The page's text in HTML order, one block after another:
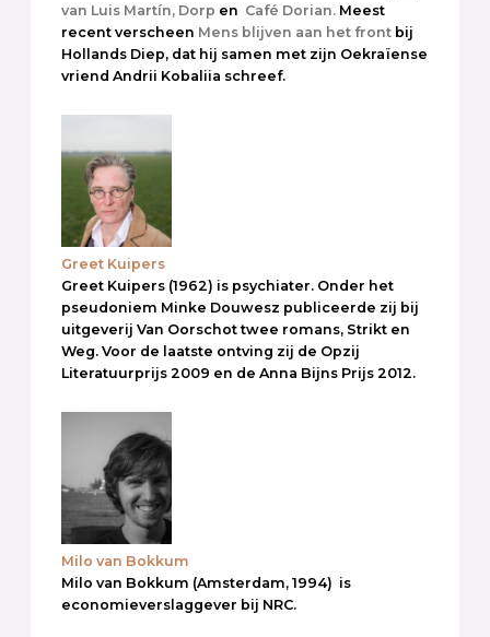
van Luis Martín, Dorp en Café Dorian. Meest
recent verscheen Mens blijven aan het front bij
Hollands Diep, dat hij samen met zijn Oekraïense
vriend Andrii Kobaliia schreef.
Greet Kuipers
Greet Kuipers (1962) is psychiater. Onder het
pseudoniem Minke Douwesz publiceerde zij bij
uitgeverij Van Oorschot twee romans, Strikt en
Weg. Voor de laatste ontving zij de Opzij
Literatuurprijs 2009 en de Anna Bijns Prijs 2012.
Milo van Bokkum
Milo van Bokkum (Amsterdam, 1994) is
economieverslaggever bij NRC.